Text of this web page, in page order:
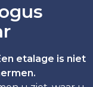
etalage is niet